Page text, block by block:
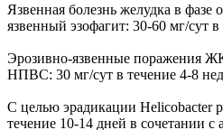
Язвенная болезнь желудка в фазе
язвенный эзофагит: 30-60 мг/сут в
Эрозивно-язвенные поражения
НПВС: 30 мг/сут в течение 4-8
С целью эрадикации Helicobacter
течение 10-14 дней в сочетании с